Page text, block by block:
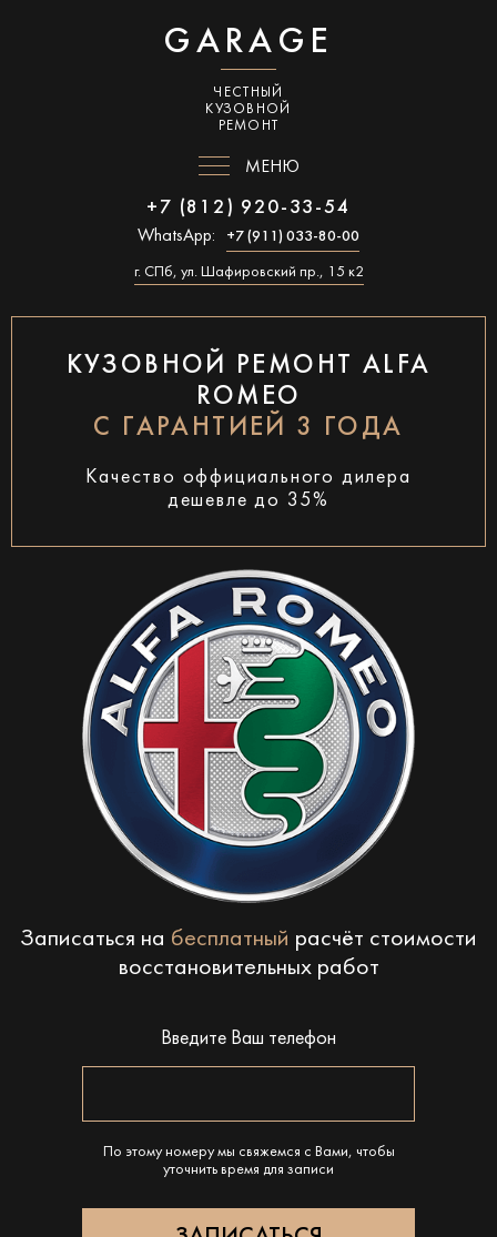
GARAGE
ЧЕСТНЫЙ
КУЗОВНОЙ
РЕМОНТ
МЕНЮ
+7 (812) 920-33-54
WhatsApp: +7 (911) 033-80-00
г. СПб, ул. Шафировский пр., 15 к2
КУЗОВНОЙ РЕМОНТ ALFA
ROMEO
С ГАРАНТИЕЙ 3 ГОДА
Качество оффициального дилера
дешевле до 35%
Записаться на бесплатный расчёт стоимости
восстановительных работ
Введите Ваш телефон
По этому номеру мы свяжемся с Вами, чтобы
уточнить время для записи